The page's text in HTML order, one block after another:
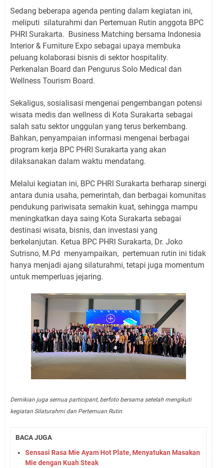
Sedang beberapa agenda penting dalam kegiatan ini,
meliputi silaturahmi dan Pertemuan Rutin anggota BPC
PHRI Surakarta. Business Matching bersama Indonesia
Interior & Furniture Expo sebagai upaya membuka
peluang kolaborasi bisnis di sektor hospitality.
Perkenalan Board dan Pengurus Solo Medical dan
Wellness Tourism Board.
Sekaligus, sosialisasi mengenai pengembangan potensi
wisata medis dan wellness di Kota Surakarta sebagai
salah satu sektor unggulan yang terus berkembang.
Bahkan, penyampaian informasi mengenai berbagai
program kerja BPC PHRI Surakarta yang akan
dilaksanakan dalam waktu mendatang.
Melalui kegiatan ini, BPC PHRI Surakarta berharap sinergi
antara dunia usaha, pemerintah, dan berbagai komunitas
pendukung pariwisata semakin kuat, sehingga mampu
meningkatkan daya saing Kota Surakarta sebagai
destinasi wisata, bisnis, dan investasi yang
berkelanjutan. Ketua BPC PHRI Surakarta, Dr. Joko
Sutrisno, M.Pd menyampaikan, pertemuan rutin ini tidak
hanya menjadi ajang silaturahmi, tetapi juga momentum
untuk memperluas jejaring.
Demikian juga semua participant, berfoto bersama setelah mengikuti
kegiatan Silaturahmi dan Pertemuan Rutin.
BACA JUGA
Sensasi Rasa Mie Ayam Hot Plate, Menyatukan Masakan
Mie dengan Kuah Steak